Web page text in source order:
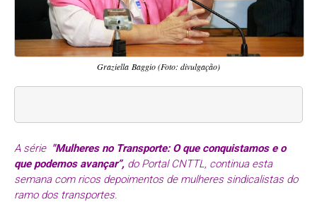
Graziella Baggio (Foto: divulgação)
A série "Mulheres no Transporte: O que conquistamos e o
que podemos avançar”, do Portal CNTTL, continua esta
semana com ricos depoimentos de mulheres sindicalistas do
ramo dos transportes.